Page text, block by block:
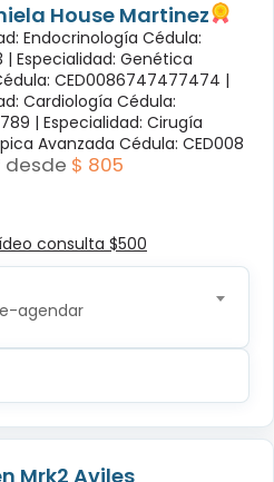
House Martinez
Endocrinología Cédula:
| Especialidad: Genética
CED0086747477474 |
Cardiología Cédula:
| Especialidad: Cirugía
Avanzada Cédula: CED008
desde $ 805
consulta $500
agendar
Mrk2 Aviles